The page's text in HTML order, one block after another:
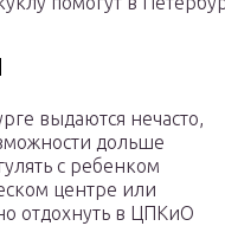
выдаются нечасто,
дольше
с ребенком
центре или
отдохнуть в ЦПКиО